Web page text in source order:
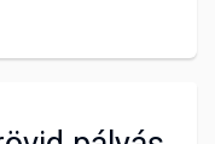
A verseny után a